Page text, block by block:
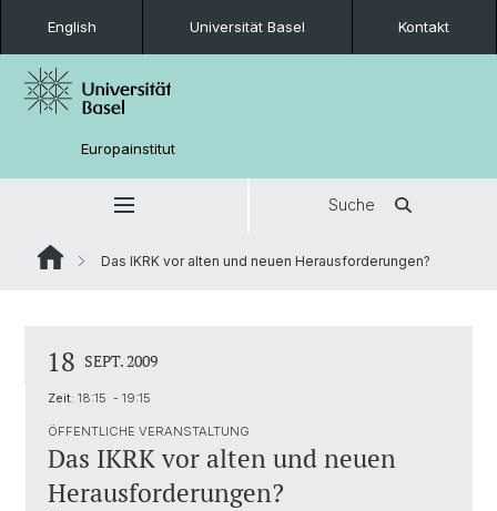
English Universität Basel Kontakt
Europainstitut
Suche
Das IKRK vor alten und neuen Herausforderungen?
18 SEPT. 2009
Zeit: 18:15 - 19:15
ÖFFENTLICHE VERANSTALTUNG
Das IKRK vor alten und neuen
Herausforderungen?